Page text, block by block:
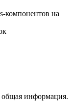
компонентов на
общая информация.